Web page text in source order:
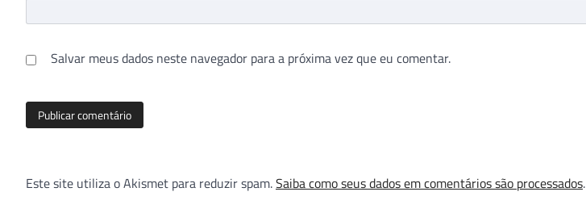
Salvar meus dados neste navegador para a próxima vez que eu comentar.
Este site utiliza o Akismet para reduzir spam.Saiba como seus dados em comentários são processados.